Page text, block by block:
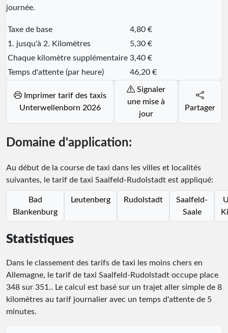
journée.
Taxe de base
4,80 €
1. jusqu'à 2. Kilomètres
5,30 €
Chaque kilomètre supplémentaire 3,40 €
Temps d'attente (par heure)
46,20 €
Unterwellenborn 2026
une mise à
jour
Partager
Domaine d'application:
Au début de la course de taxi dans les villes et localités
suivantes, le tarif de taxi Saalfeld-Rudolstadt est appliqué:
Bad
Blankenburg
Leutenberg Rudolstadt
Saalfeld-
Saale
Statistiques
Dans le classement des tarifs de taxi les moins chers en
Allemagne, le tarif de taxi Saalfeld-Rudolstadt occupe place
348 sur 351.. Le calcul est basé sur un trajet aller simple de 8
kilomètres au tarif journalier avec un temps d'attente de 5
minutes.